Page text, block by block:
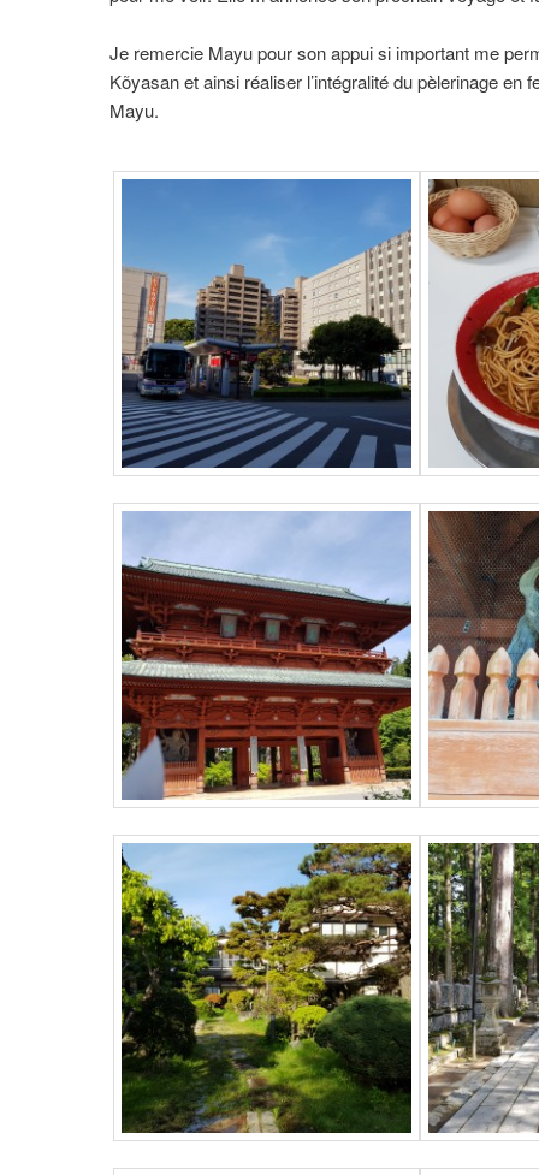
Je remercie Mayu pour son appui si important me
Kõyasan et ainsi réaliser l’intégralité du pèlerinage
Mayu.